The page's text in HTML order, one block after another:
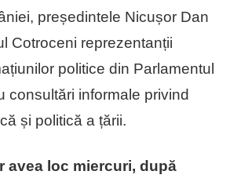
președintele Nicușor Dan
Cotroceni reprezentanții
politice din Parlamentul
consultări informale privind
și politică a țării.
avea loc miercuri, după